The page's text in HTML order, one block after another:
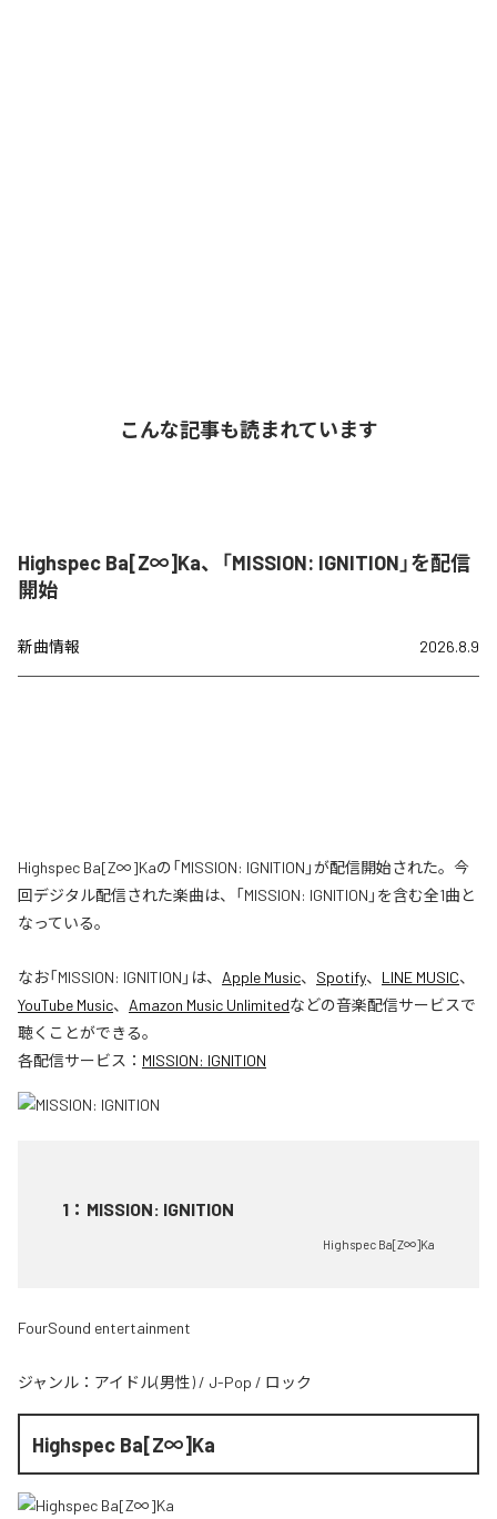
こんな記事も読まれています
Highspec Ba[Z∞]Ka、「MISSION: IGNITION」を配信
開始
新曲情報 2026.8.9
Highspec Ba[Z∞]Kaの「MISSION: IGNITION」が配信開始された。今
回デジタル配信された楽曲は、「MISSION: IGNITION」を含む全1曲と
なっている。
なお「MISSION: IGNITION 」は、 Apple Music、 Spotify、 LINE MUSIC、
YouTube Music、 Amazon Music Unlimitedなどの音楽配信サービスで
聴くことができる。
各配信サービス： MISSION: IGNITION
1 ： MISSION: IGNITION
Highspec Ba[Z∞]Ka
FourSound entertainment
ジャンル： アイドル(男性) / J-Pop / ロック
Highspec Ba[Z∞]Ka